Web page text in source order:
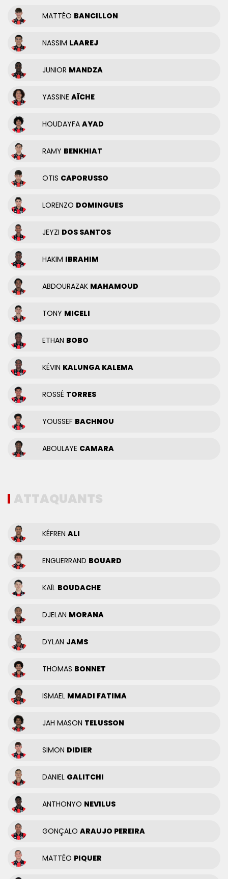
MATTÉO BANCILLON
NASSIM LAAREJ
JUNIOR MANDZA
YASSINE AÏCHE
HOUDAYFA AYAD
RAMY BENKHIAT
OTIS CAPORUSSO
LORENZO DOMINGUES
JEYZI DOS SANTOS
HAKIM IBRAHIM
ABDOURAZAK MAHAMOUD
TONY MICELI
ETHAN BOBO
KÉVIN KALUNGA KALEMA
ROSSÉ TORRES
YOUSSEF BACHNOU
ABOULAYE CAMARA
ATTAQUANTS
KÉFREN ALI
ENGUERRAND BOUARD
KAÏL BOUDACHE
DJELAN MORANA
DYLAN JAMS
THOMAS BONNET
ISMAEL MMADI FATIMA
JAH MASON TELUSSON
SIMON DIDIER
DANIEL GALITCHI
ANTHONYO NEVILUS
GONÇALO ARAUJO PEREIRA
MATTÉO PIQUER